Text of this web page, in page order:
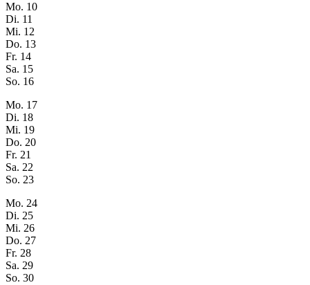
Mo. 10
Di. 11
Mi. 12
Do. 13
Fr. 14
Sa. 15
So. 16
Mo. 17
Di. 18
Mi. 19
Do. 20
Fr. 21
Sa. 22
So. 23
Mo. 24
Di. 25
Mi. 26
Do. 27
Fr. 28
Sa. 29
So. 30